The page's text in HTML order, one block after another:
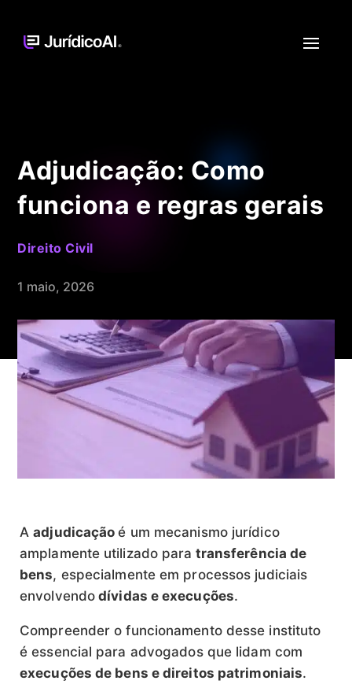
Adjudicação: Como
funciona e regras gerais
Direito Civil
1 maio, 2026
Aadjudicaçãoé um mecanismo jurídico
amplamente utilizado para transferência de
bens, especialmente em processos judiciais
envolvendo dívidas e execuções.
Compreender o funcionamento desse instituto
é essencial para advogados que lidam com
execuções de bens e direitos patrimoniais.